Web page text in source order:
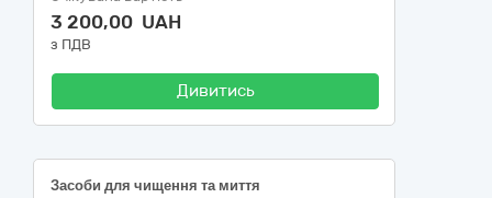
3 200,00 UAH
з ПДВ
Дивитись
Засоби для чищення та миття